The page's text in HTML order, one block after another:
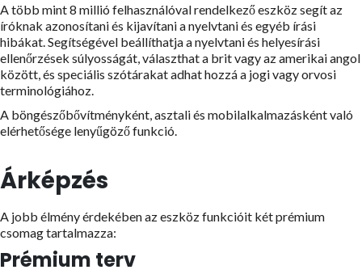
A több mint 8 millió felhasználóval rendelkező eszköz segít az
íróknak azonosítani és kijavítani a nyelvtani és egyéb írási
hibákat. Segítségével beállíthatja a nyelvtani és helyesírási
ellenőrzések súlyosságát, választhat a brit vagy az amerikai angol
között, és speciális szótárakat adhat hozzá a jogi vagy orvosi
terminológiához.
A böngészőbővítményként, asztali és mobilalkalmazásként való
elérhetősége lenyűgöző funkció.
Árképzés
A jobb élmény érdekében az eszköz funkcióit két prémium
csomag tartalmazza:
Prémium terv